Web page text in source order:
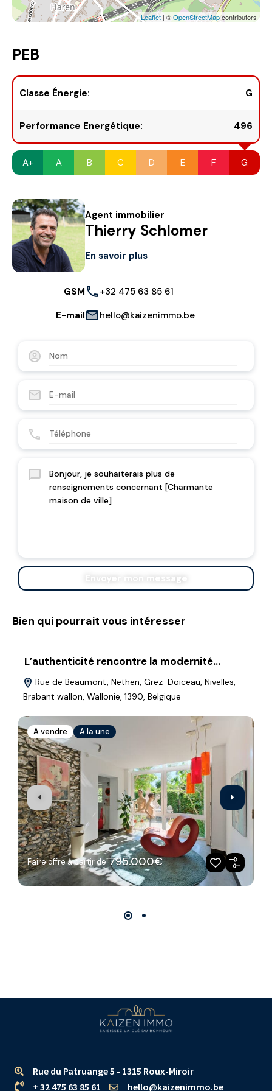
Leaflet | ©OpenStreetMapcontributors
PEB
Classe Énergie: G
Performance Energétique: 496
A+ A B C D E F G
Agent immobilier
Thierry Schlomer
En savoir plus
GSM
+32 475 63 85 61
E-mail
hello@kaizenimmo.be
Envoyer mon message
Bien qui pourrait vous intéresser
L’authenticité rencontre la modernité…
Rue de Beaumont, Nethen, Grez-Doiceau, Nivelles,
Brabant wallon, Wallonie, 1390, Belgique
A vendre A la une
Faire offre à partir de 795.000€
Rue du Patruange 5 - 1315 Roux-Miroir
+ 32 475 63 85 61
hello@kaizenimmo.be